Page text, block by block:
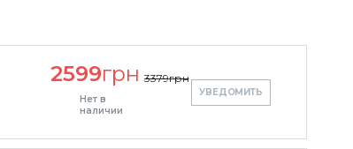
2599грн 3379грн
Нет в
наличии
УВЕДОМИТЬ